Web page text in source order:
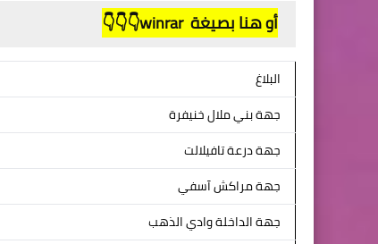
أو هنا بصيغة winrar👇👇👇
البلاغ
جهة بني ملال خنيفرة
جهة درعة تافيلالت
جهة مراكش آسفي
جهة الداخلة وادي الذهب